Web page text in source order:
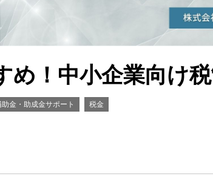
め！中小企業向け税
助金・助成金サポート 税金